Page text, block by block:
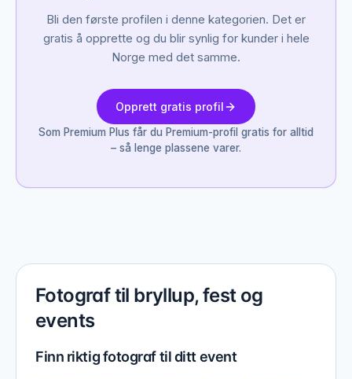
Bli den første profilen i denne kategorien. Det er
gratis å opprette og du blir synlig for kunder i hele
Norge med det samme.
Opprett gratis profil
Som Premium Plus får du Premium-profil gratis for alltid
– så lenge plassene varer.
Fotograf til bryllup, fest og
events
Finn riktig fotograf til ditt event